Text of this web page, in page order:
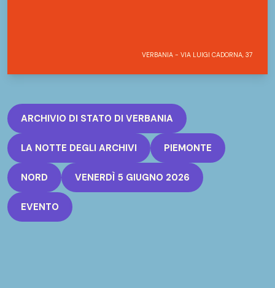
VERBANIA - VIA LUIGI CADORNA, 37
ARCHIVIO DI STATO DI VERBANIA
LA NOTTE DEGLI ARCHIVI PIEMONTE
NORD VENERDÌ 5 GIUGNO 2026
EVENTO